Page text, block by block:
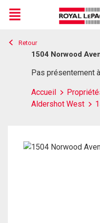
Live
En Direct
Menu
Retour
1504 Norwood
Pas présentement
Accueil
Aldershot West